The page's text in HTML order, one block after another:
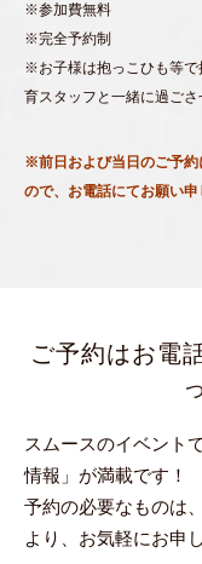
※参加費無料
※完全予約制
※お子様は抱っこひも等で
育スタッフと一緒に過ごさ
※前日および当日のご予約
ので、お電話にてお願い申
ご予約はお電
スムースのイベント
情報」が満載です！
予約の必要なものは
より、お気軽にお申